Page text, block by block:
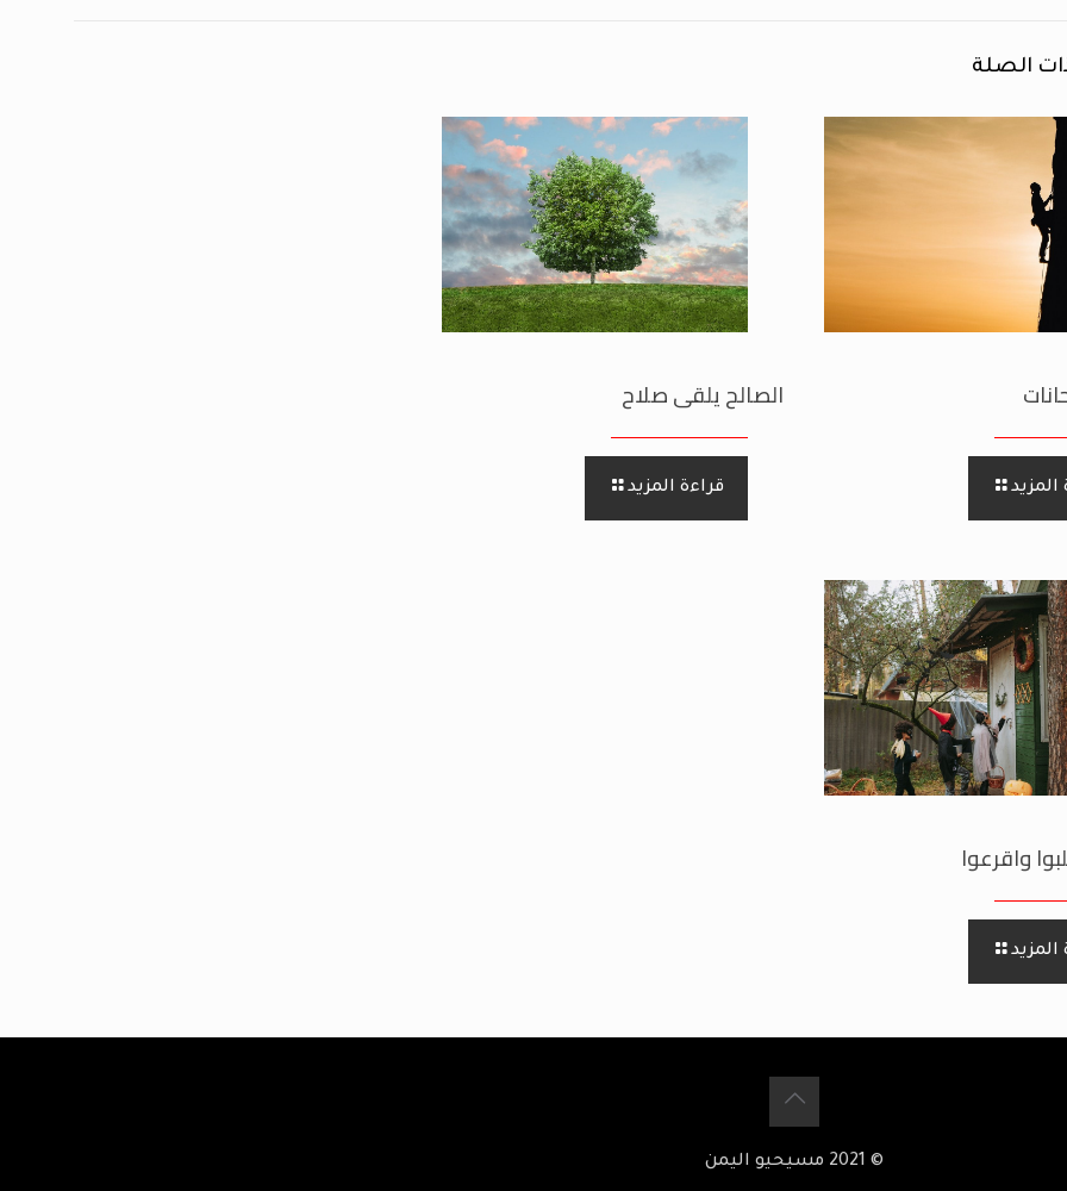
الصلة
المزيد
الصالح يلقى صلاح
قراءة المزيد
واقرعوا
المزيد
© 2021 مسيحيو اليمن